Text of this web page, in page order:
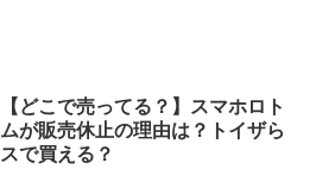
【どこで売ってる？】スマホロト
ムが販売休止の理由は？トイザら
スで買える？